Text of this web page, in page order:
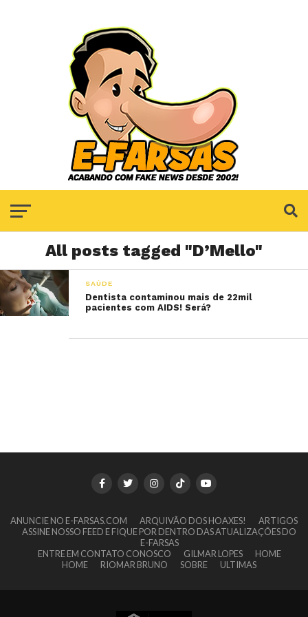
All posts tagged "D’Mello"
SAÚDE
Dentista contaminou mais de 22mil
pacientes com AIDS! Será?
ANUNCIE NO E-FARSAS.COM ARQUIVÃO DOS HOAXES!
ARTIGOS
ASSINE NOSSO FEED E FIQUE POR DENTRO DAS ATUALIZAÇÕES DO
E-FARSAS
ENTRE EM CONTATO CONOSCO
GILMAR LOPES
HOME
HOME
RIOMAR BRUNO SOBRE ULTIMAS